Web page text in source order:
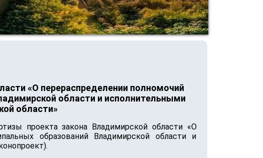
«О перераспределении полномочий
области и исполнительными
области»
проекта закона Владимирской области «О
образований Владимирской области и